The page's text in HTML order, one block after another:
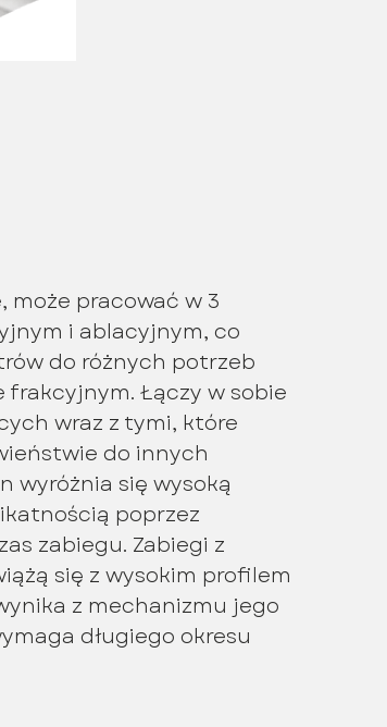
może pracować w 3
i ablacyjnym, co
do różnych potrzeb
frakcyjnym. Łączy w sobie
wraz z tymi, które
do innych
wyróżnia się wysoką
poprzez
zabiegu. Zabiegi z
się z wysokim profilem
z mechanizmu jego
długiego okresu